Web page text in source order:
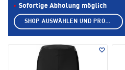
Sofortige Abholung möglich
SHOP AUSWÄHLEN UND PRODUKTE ANZEIGEN